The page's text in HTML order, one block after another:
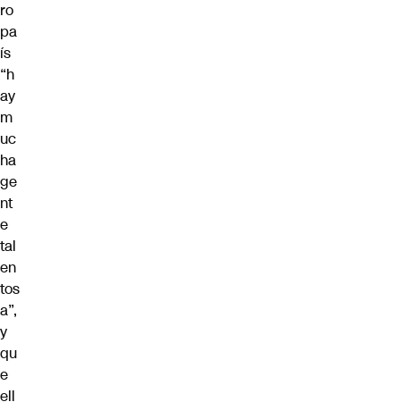
ro
pa
ís
“h
ay
m
uc
ha
ge
nt
e
tal
en
tos
a”,
y
qu
e
ell